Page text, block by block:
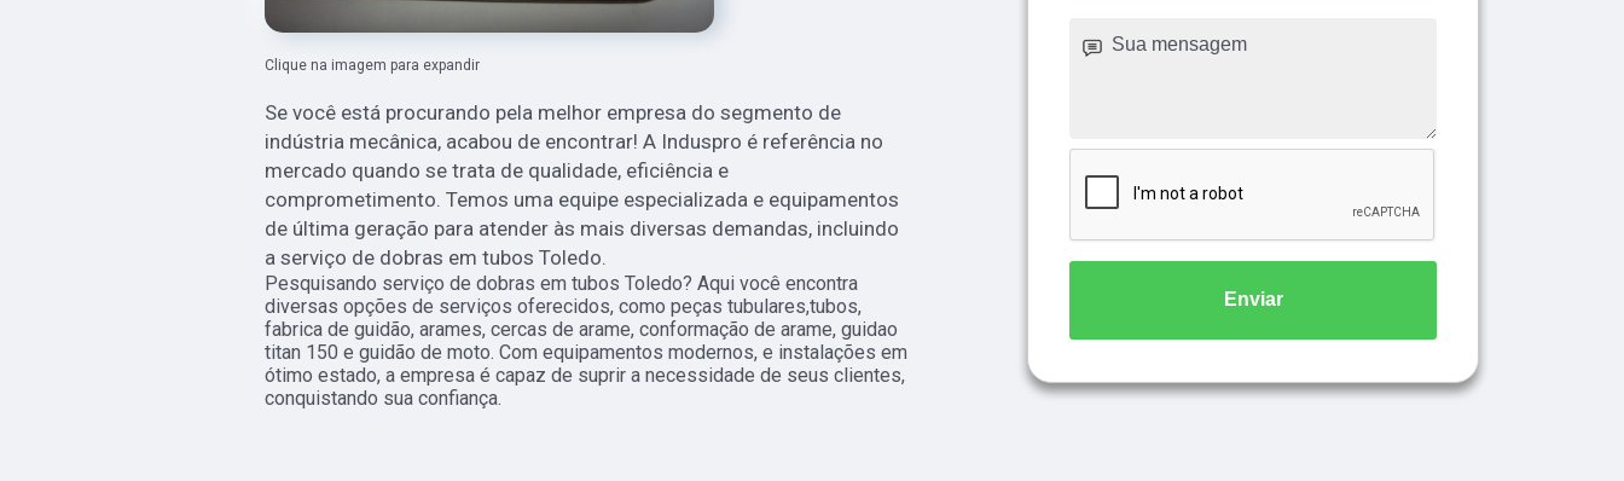
Clique na imagem para expandir
Se você está procurando pela melhor empresa do segmento de
indústria mecânica, acabou de encontrar! A Induspro é referência no
mercado quando se trata de qualidade, eficiência e
comprometimento. Temos uma equipe especializada e equipamentos
de última geração para atender às mais diversas demandas, incluindo
a serviço de dobras em tubos Toledo.
Pesquisando serviço de dobras em tubos Toledo? Aqui você encontra
diversas opções de serviços oferecidos, como peças tubulares,tubos,
fabrica de guidão, arames, cercas de arame, conformação de arame, guidao
titan 150 e guidão de moto. Com equipamentos modernos, e instalações em
ótimo estado, a empresa é capaz de suprir a necessidade de seus clientes,
conquistando sua confiança.
Enviar